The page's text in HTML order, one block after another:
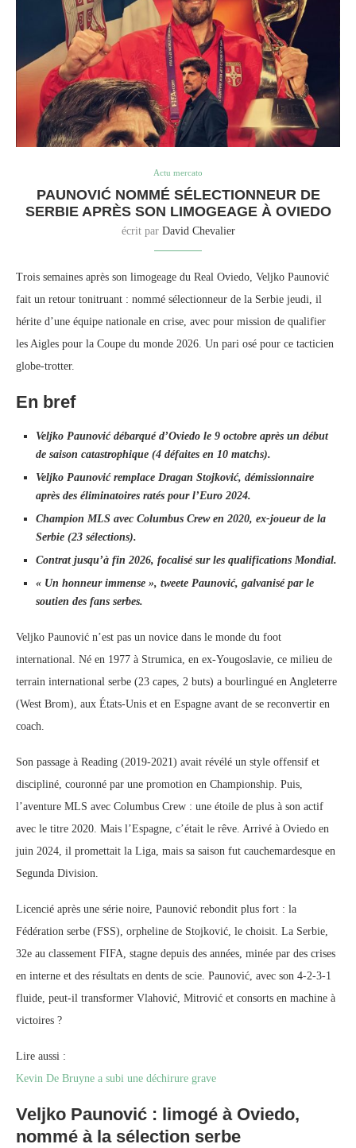
Actu mercato
PAUNOVIĆ NOMMÉ SÉLECTIONNEUR DE
SERBIE APRÈS SON LIMOGEAGE À OVIEDO
écrit par David Chevalier
Trois semaines après son limogeage du Real Oviedo, Veljko Paunović
fait un retour tonitruant : nommé sélectionneur de la Serbie jeudi, il
hérite d’une équipe nationale en crise, avec pour mission de qualifier
les Aigles pour la Coupe du monde 2026. Un pari osé pour ce tacticien
globe-trotter.
En bref
Veljko Paunović débarqué d’Oviedo le 9 octobre après un début
de saison catastrophique (4 défaites en 10 matchs).
Veljko Paunović remplace Dragan Stojković, démissionnaire
après des éliminatoires ratés pour l’Euro 2024.
Champion MLS avec Columbus Crew en 2020, ex-joueur de la
Serbie (23 sélections).
Contrat jusqu’à fin 2026, focalisé sur les qualifications Mondial.
« Un honneur immense », tweete Paunović, galvanisé par le
soutien des fans serbes.
Veljko Paunović n’est pas un novice dans le monde du foot
international. Né en 1977 à Strumica, en ex-Yougoslavie, ce milieu de
terrain international serbe (23 capes, 2 buts) a bourlingué en Angleterre
(West Brom), aux États-Unis et en Espagne avant de se reconvertir en
coach.
Son passage à Reading (2019-2021) avait révélé un style offensif et
discipliné, couronné par une promotion en Championship. Puis,
l’aventure MLS avec Columbus Crew : une étoile de plus à son actif
avec le titre 2020. Mais l’Espagne, c’était le rêve. Arrivé à Oviedo en
juin 2024, il promettait la Liga, mais sa saison fut cauchemardesque en
Segunda Division.
Licencié après une série noire, Paunović rebondit plus fort : la
Fédération serbe (FSS), orpheline de Stojković, le choisit. La Serbie,
32e au classement FIFA, stagne depuis des années, minée par des crises
en interne et des résultats en dents de scie. Paunović, avec son 4-2-3-1
fluide, peut-il transformer Vlahović, Mitrović et consorts en machine à
victoires ?
Lire aussi :
Kevin De Bruyne a subi une déchirure grave
Veljko Paunović : limogé à Oviedo,
nommé à la sélection serbe